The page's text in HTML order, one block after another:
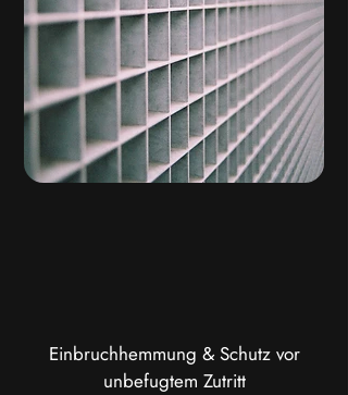
Einbruchhemmung & Schutz vor
unbefugtem Zutritt